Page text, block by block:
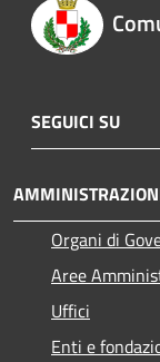
SEGUICI SU
Organi di
Aree
Uffici
Enti e